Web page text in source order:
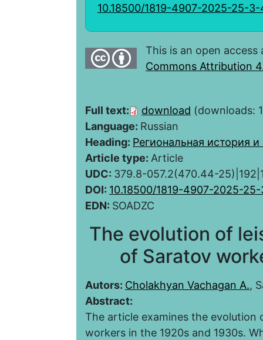
10.18500/1819-4907-2025-25-3-
This is an open
Commons Attribution
Full text: download (downloads:
Language: Russian
Heading: Региональная история
Article type: Article
UDC: 379.8-057.2(470.44-
DOI: 10.18500/1819-4907-2025-
EDN: SOADZC
The evolution of
of Saratov
Autors: Cholakhyan Vachagan A.,
Abstract:
The article examines the
workers in the 1920s and 1930s.